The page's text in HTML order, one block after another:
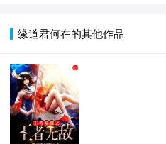
缘道君何在的其他作品